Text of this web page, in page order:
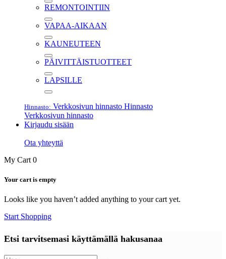
REMONTOINTIIN
VAPAA-AIKAAN
KAUNEUTEEN
PÄIVITTÄISTUOTTEET
LAPSILLE
Hinnasto: Verkkosivun hinnasto Hinnasto
Verkkosivun hinnasto
Kirjaudu sisään
Ota yhteyttä
My Cart 0
Your cart is empty
Looks like you haven’t added anything to your cart yet.
Start Shopping
Etsi tarvitsemasi käyttämällä hakusanaa